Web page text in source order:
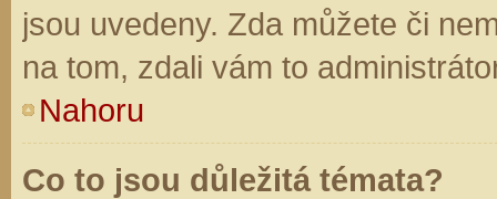
jsou uvedeny. Zda můžete či
na tom, zdali vám to
Nahoru
Co to jsou důležitá témata?